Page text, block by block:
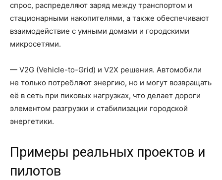
спрос, распределяют заряд между транспортом и
стационарными накопителями, а также обеспечивают
взаимодействие с умными домами и городскими
микросетями.
— V2G (Vehicle-to-Grid) и V2X решения. Автомобили
не только потребляют энергию, но и могут возвращать
её в сеть при пиковых нагрузках, что делает дороги
элементом разгрузки и стабилизации городской
энергетики.
Примеры реальных проектов и
пилотов